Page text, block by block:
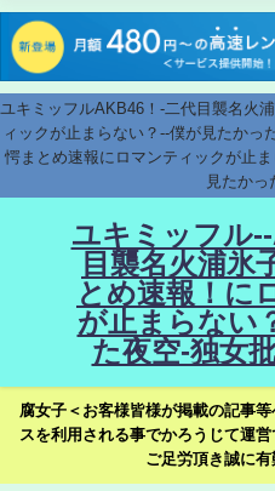
ユキミッフルAKB46！-二代目襲名火
ィックが止まらない？--僕が見たかっ
愕まとめ速報にロマンティックが止
見たかっ
ユキミッフル
目襲名火浦氷
とめ速報！に
が止まらない
た夜空-独女
腐女子＜お客様皆様が掲載の記事
スを利用される事でかろうじて運
ご足労頂き誠に有